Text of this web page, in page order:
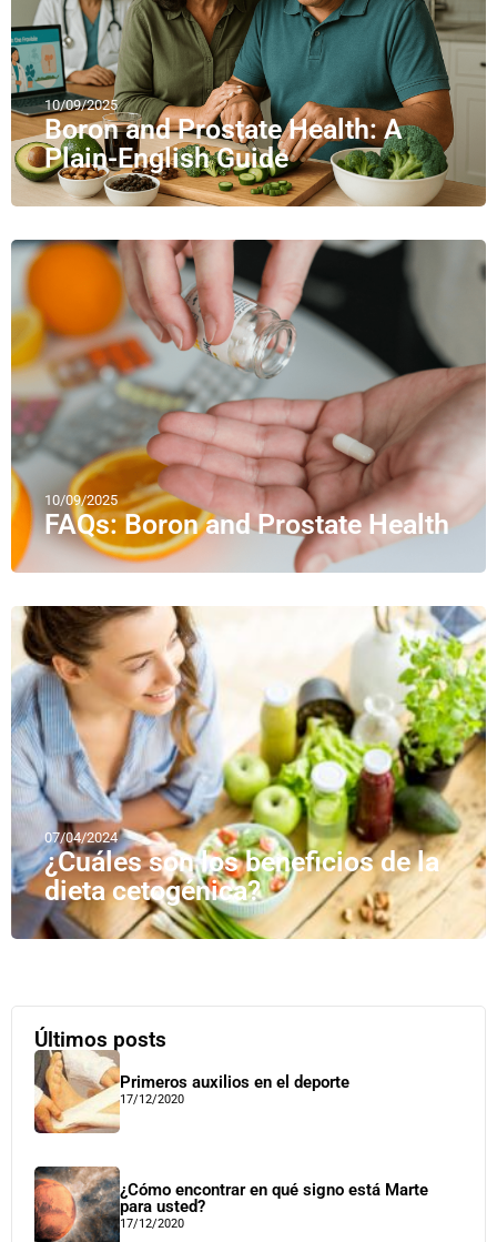
10/09/2025
Boron and Prostate Health: A
Plain-English Guide
10/09/2025
FAQs: Boron and Prostate Health
07/04/2024
¿Cuáles son los beneficios de la
dieta cetogénica?
Últimos posts
Primeros auxilios en el deporte
17/12/2020
¿Cómo encontrar en qué signo está Marte
para usted?
17/12/2020